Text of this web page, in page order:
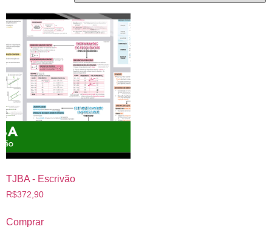
TJBA - Escrivão
R$372,90
Comprar